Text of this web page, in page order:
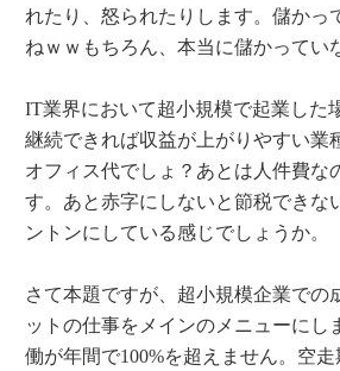
れたり、怒られたりします。儲かっ
ねｗｗもちろん、本当に儲かってい
IT業界において超小規模で起業した
継続できれば収益が上がりやすい業
オフィス代でしょ？あとは人件費
す。あと赤字にしないと節税できな
ントンにしている感じでしょうか。
さて本題ですが、超小規模企業で
ットの仕事をメインのメニューに
働が年間で100%を超えません。空